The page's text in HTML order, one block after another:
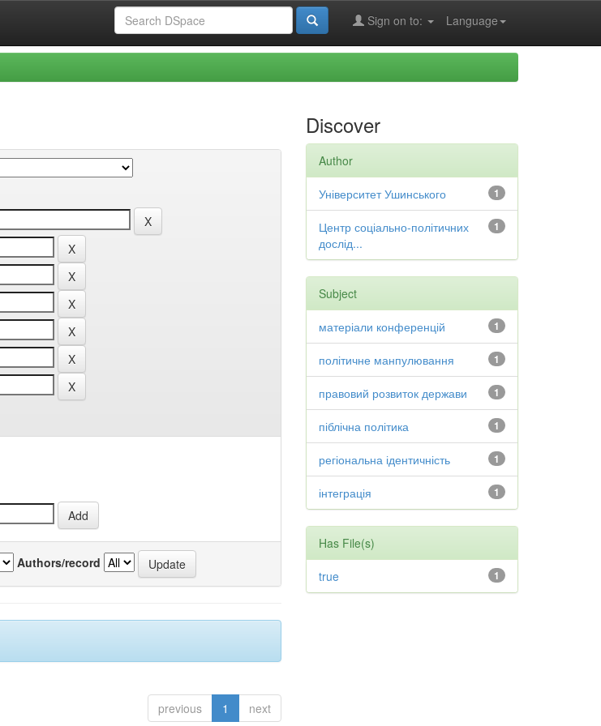
Language
Sign on to:
Authors/record
previous 1 next
Discover
Author
1
Університет Ушинського
1
Центр соціально-політичних
дослід...
Subject
1
матеріали конференцій
1
політичне манпулювання
1
правовий розвиток держави
1
піблічна політика
1
регіональна ідентичність
1
інтеграція
Has File(s)
1
true